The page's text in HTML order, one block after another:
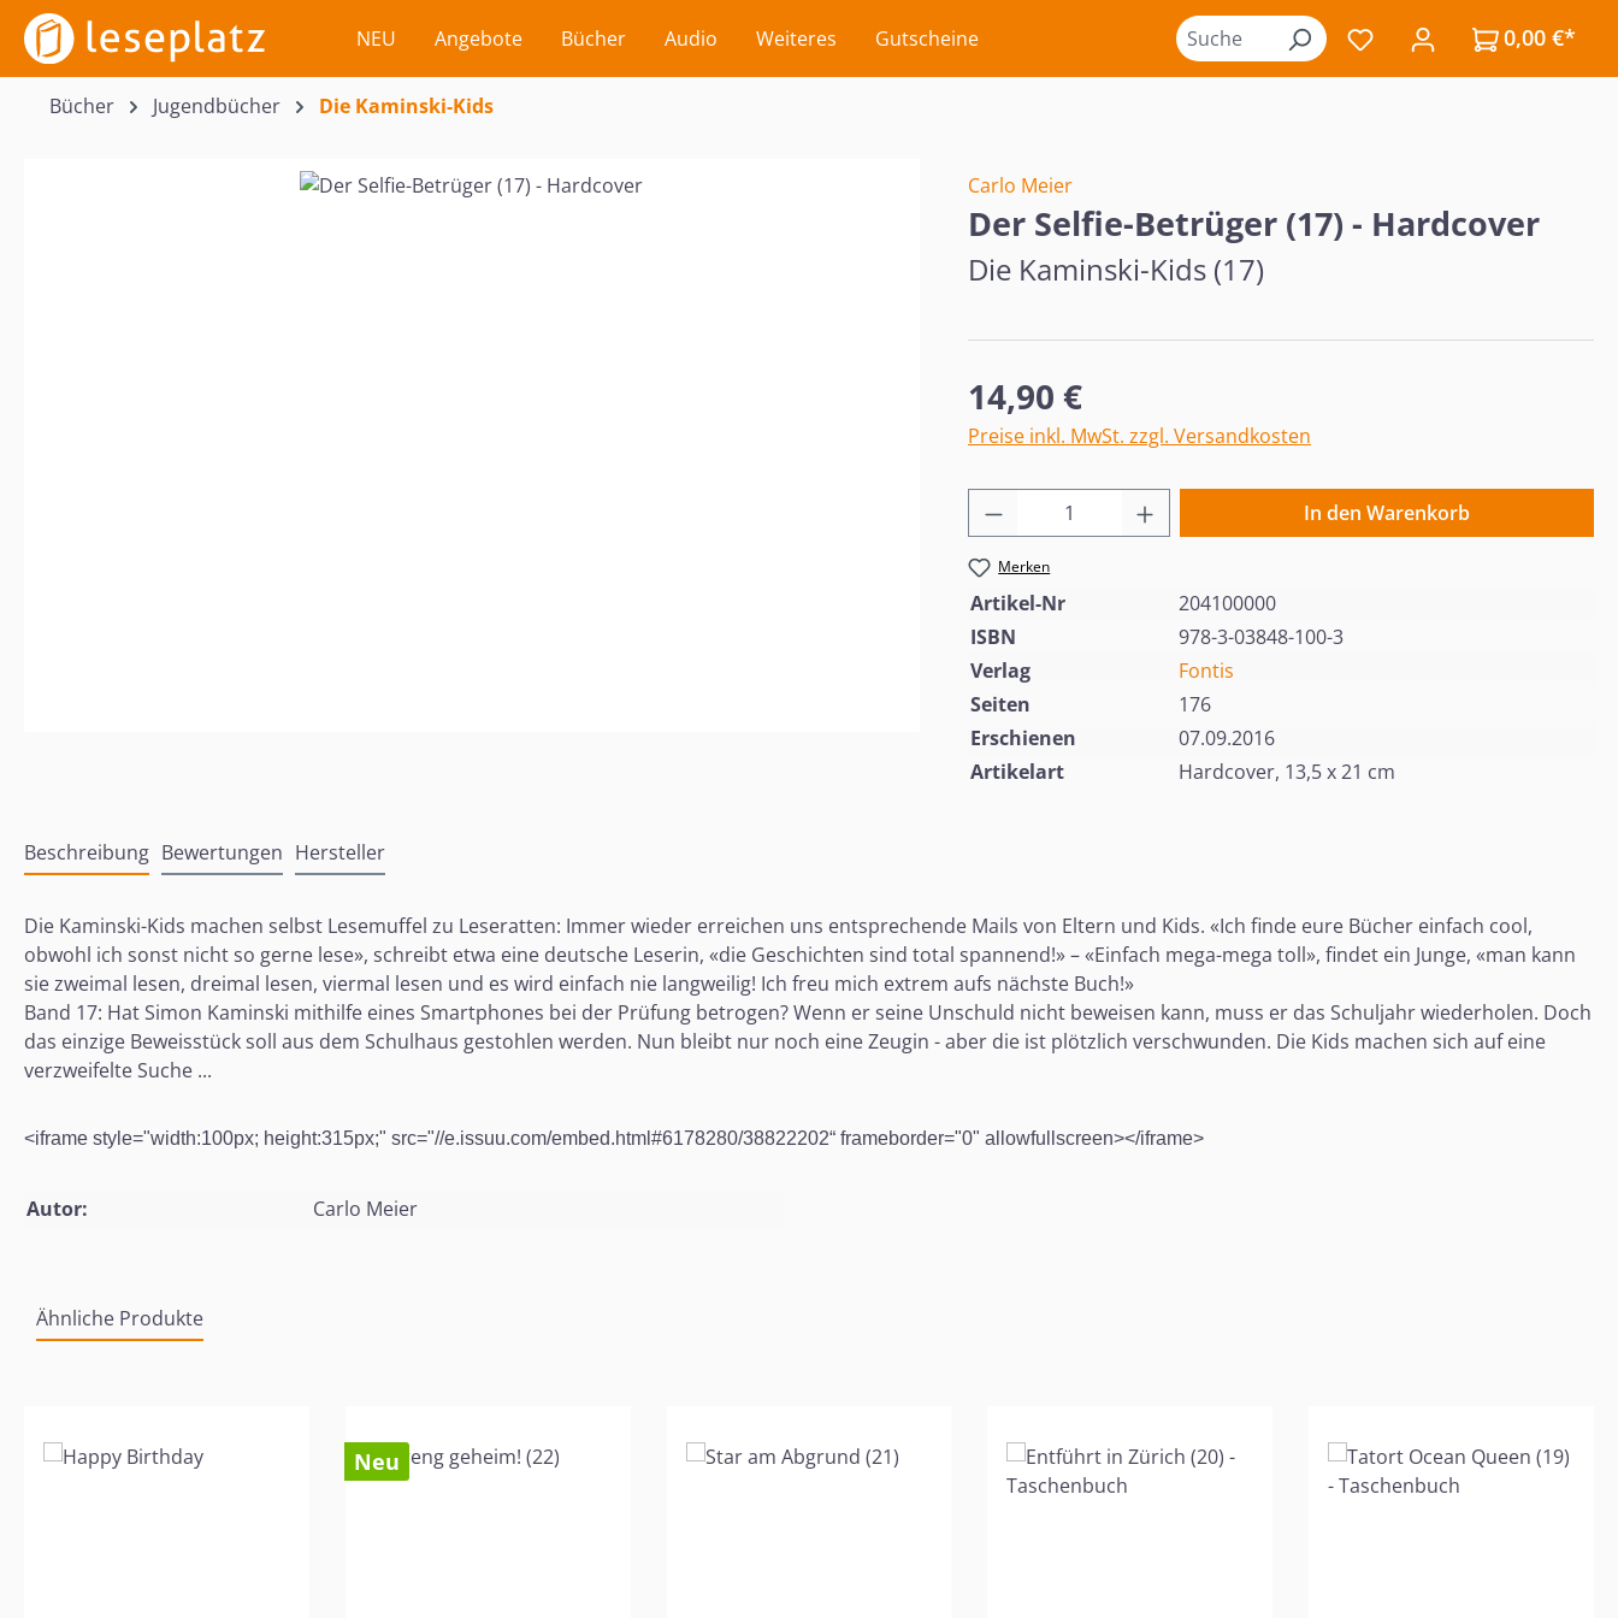
Hauptinhalt springen
Zur Suche springen
Zur Hauptnavigation springen NEU Angebote Bücher Audio Weiteres Gutscheine Du hast 0 Produkte auf
0,00 €*
Bücher Jugendbücher Die Kaminski-Kids
Carlo Meier
Der Selfie-Betrüger (17) - Hardcover
Die Kaminski-Kids (17)
Regulärer Preis:
14,90 €
Preise inkl. MwSt. zzgl. Versandkosten
Produkt Anzahl: Gib den gewünschten Wert
In den Warenkorb
Merken
Artikel-Nr
204100000
ISBN
978-3-03848-100-3
Verlag
Fontis
Seiten
176
Erschienen
07.09.2016
Artikelart
Hardcover, 13,5 x 21 cm
Beschreibung Bewertungen Hersteller
Die Kaminski-Kids machen selbst Lesemuffel zu Leseratten: Immer wieder erreichen uns entsprechende Mails von Eltern und Kids. «Ich finde eure Bücher einfach cool,
obwohl ich sonst nicht so gerne lese», schreibt etwa eine deutsche Leserin, «die Geschichten sind total spannend!» – «Einfach mega-mega toll», findet ein Junge, «man kann
sie zweimal lesen, dreimal lesen, viermal lesen und es wird einfach nie langweilig! Ich freu mich extrem aufs nächste Buch!»
Band 17: Hat Simon Kaminski mithilfe eines Smartphones bei der Prüfung betrogen? Wenn er seine Unschuld nicht beweisen kann, muss er das Schuljahr wiederholen. Doch
das einzige Beweisstück soll aus dem Schulhaus gestohlen werden. Nun bleibt nur noch eine Zeugin - aber die ist plötzlich verschwunden. Die Kids machen sich auf eine
verzweifelte Suche ...
<iframe style="width:100px; height:315px;" src="//e.issuu.com/embed.html#6178280/38822202“ frameborder="0" allowfullscreen></iframe>
Autor: Carlo Meier
Ähnliche Produkte
Neu